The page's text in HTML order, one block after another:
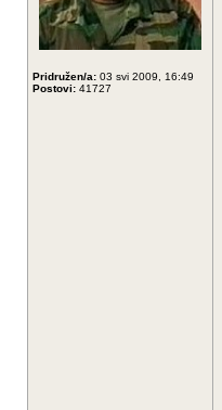
Pridružen/a: 03 svi 2009, 16:49
Postovi: 41727